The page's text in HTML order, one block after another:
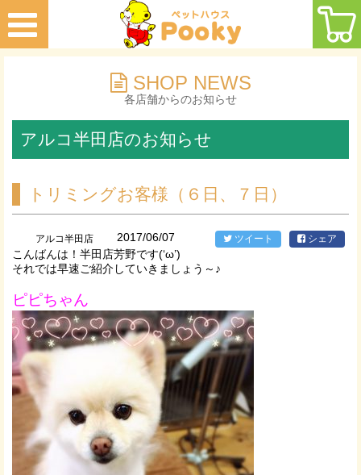
SHOP NEWS
各店舗からのお知らせ
アルコ半田店のお知らせ
トリミングお客様（６日、７日）
アルコ半田店 2017/06/07 ツイート シェア
こんばんは！半田店芳野です(‘ω’)
それでは早速ご紹介していきましょう～♪
ピピちゃん